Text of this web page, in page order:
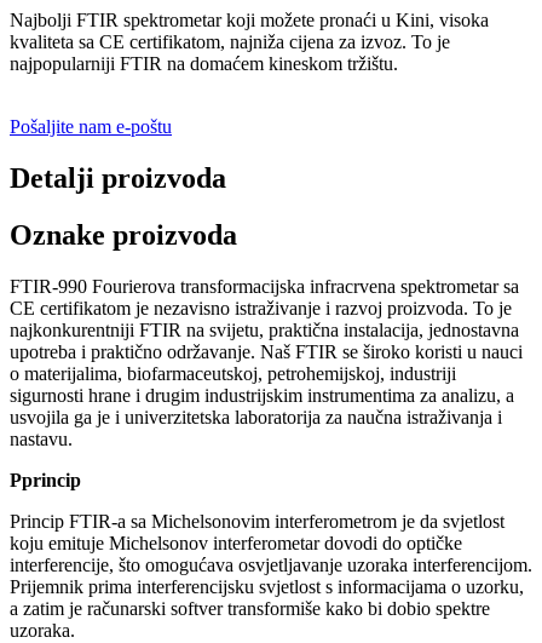
Najbolji FTIR spektrometar koji možete pronaći u Kini, visoka
kvaliteta sa CE certifikatom, najniža cijena za izvoz. To je
najpopularniji FTIR na domaćem kineskom tržištu.
Pošaljite nam e-poštu
Detalji proizvoda
Oznake proizvoda
FTIR-990 Fourierova transformacijska infracrvena spektrometar sa
CE certifikatom je nezavisno istraživanje i razvoj proizvoda. To je
najkonkurentniji FTIR na svijetu, praktična instalacija, jednostavna
upotreba i praktično održavanje. Naš FTIR se široko koristi u nauci
o materijalima, biofarmaceutskoj, petrohemijskoj, industriji
sigurnosti hrane i drugim industrijskim instrumentima za analizu, a
usvojila ga je i univerzitetska laboratorija za naučna istraživanja i
nastavu.
Pprincip
Princip FTIR-a sa Michelsonovim interferometrom je da svjetlost
koju emituje Michelsonov interferometar dovodi do optičke
interferencije, što omogućava osvjetljavanje uzoraka interferencijom.
Prijemnik prima interferencijsku svjetlost s informacijama o uzorku,
a zatim je računarski softver transformiše kako bi dobio spektre
uzoraka.